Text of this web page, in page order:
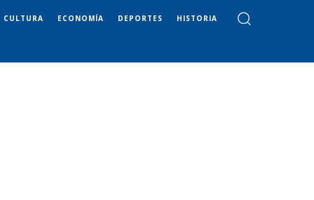
CULTURA ECONOMÍA DEPORTES HISTORIA